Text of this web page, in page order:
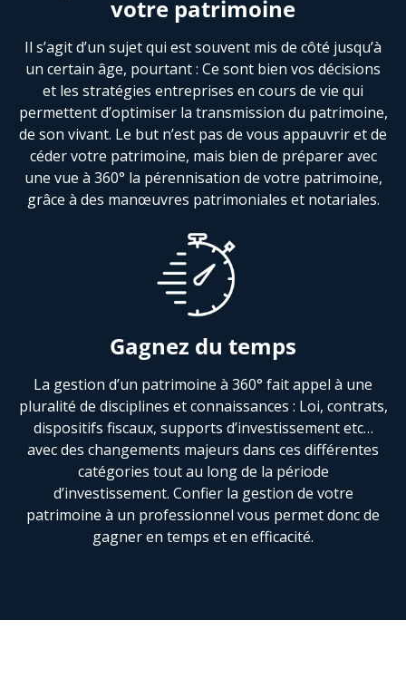
votre patrimoine
Il s’agit d’un sujet qui est souvent mis de côté jusqu’à
un certain âge, pourtant : Ce sont bien vos décisions
et les stratégies entreprises en cours de vie qui
permettent d’optimiser la transmission du patrimoine,
de son vivant. Le but n’est pas de vous appauvrir et de
céder votre patrimoine, mais bien de préparer avec
une vue à 360° la pérennisation de votre patrimoine,
grâce à des manœuvres patrimoniales et notariales.
Gagnez du temps
La gestion d’un patrimoine à 360° fait appel à une
pluralité de disciplines et connaissances : Loi, contrats,
dispositifs fiscaux, supports d’investissement etc…
avec des changements majeurs dans ces différentes
catégories tout au long de la période
d’investissement. Confier la gestion de votre
patrimoine à un professionnel vous permet donc de
gagner en temps et en efficacité.